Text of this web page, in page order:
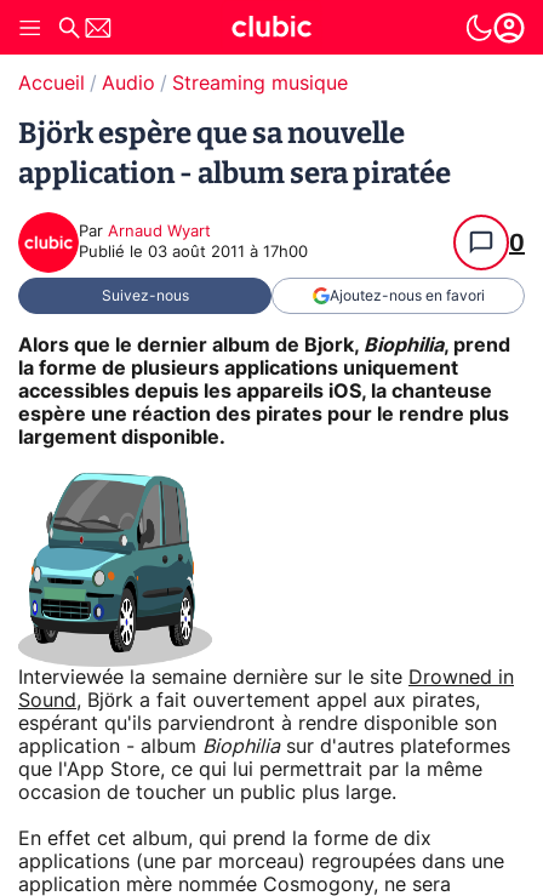
Accueil Audio Streaming musique
Björk espère que sa nouvelle
application - album sera piratée
Par Arnaud Wyart
Publié le 03 août 2011 à 17h00 0
Suivez-nous Ajoutez-nous en favori
Alors que le dernier album de Bjork, Biophilia, prend
la forme de plusieurs applications uniquement
accessibles depuis les appareils iOS, la chanteuse
espère une réaction des pirates pour le rendre plus
largement disponible.
Interviewée la semaine dernière sur le site Drowned in
Sound, Björk a fait ouvertement appel aux pirates,
espérant qu'ils parviendront à rendre disponible son
application - album Biophiliasur d'autres plateformes
que l'App Store, ce qui lui permettrait par la même
occasion de toucher un public plus large.
En effet cet album, qui prend la forme de dix
applications (une par morceau) regroupées dans une
application mère nommée Cosmogony, ne sera